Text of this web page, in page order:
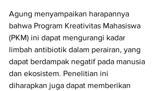
Agung menyampaikan harapannya
bahwa Program Kreativitas Mahasiswa
(PKM) ini dapat mengurangi kadar
limbah antibiotik dalam perairan, yang
dapat berdampak negatif pada manusia
dan ekosistem. Penelitian ini
diharapkan juga dapat memberikan